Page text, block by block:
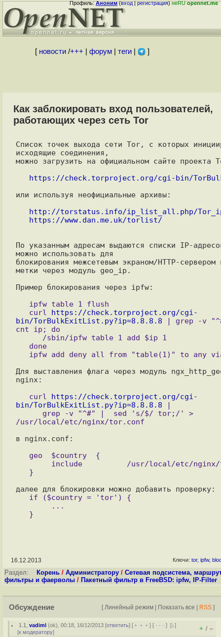
Профиль:Аноним(вход|регистрация)неRUopennet.me
[ новости/+++ форум| теги| ]
Как заблокировать вход пользователей,
работающих через сеть Tor
Список точек выхода сети Tor, с которых
исходящие соединения,
можно загрузить на официальном сайте проекта
https://check.torproject.org/cgi-bin/
или используя неофициальные архивы:
http://torstatus.info/ip_list_all.php/
https://www.dan.me.uk/torlist/
По указанным адресам выдаются списки IP-
можно использовать для
блокирования межсетевым экраном/HTTP-сервером
метки через модуль geo_ip.
Пример блокирования через ipfw:
   curl
https://check.torproject.org/cgi-
bin/TorBulkExitList.py?ip=8.8.8.8 | grep -v
cnt ip; do
Для выставления флага через модуль
nginx:
   curl
https://check.torproject.org/cgi-
bin/TorBulkExitList.py?ip=8.8.8.8 |
в nginx.conf:
16.12.2013 Ключи: tor, ipfw,
Раздел: Корень / Администратору / Сетевая подсистема,
фильтры и фаерволы / Пакетный фильтр в FreeBSD: ipfw, IP-Filter
Обсуждение [ Линейный режим | Показать все | RSS ]
1.1 ,vadiml (ok), 00:18, 16/12/2013 [ответить] [ ﹢﹢﹢] [ · · ·][↓]
[к модератору] + / –